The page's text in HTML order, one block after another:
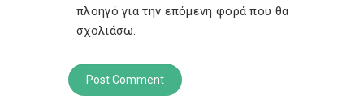
πλοηγό για την επόμενη φορά που θα
σχολιάσω.